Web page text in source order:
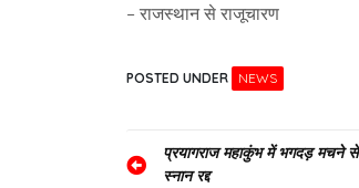
– राजस्थान से राजूचारण
POSTED UNDER NEWS
Postप्रयागराज महाकुंभ में भगदड़ मचने
स्नान रद्द